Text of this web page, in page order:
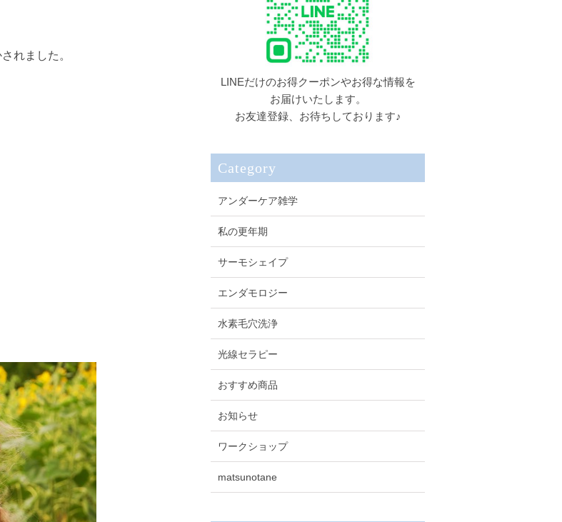
れました。
LINEだけのお得クーポンやお得な情報を
お届けいたします。
お友達登録、お待ちしております♪
Category
アンダーケア雑学
私の更年期
サーモシェイプ
エンダモロジー
水素毛穴洗浄
光線セラピー
おすすめ商品
お知らせ
ワークショップ
matsunotane